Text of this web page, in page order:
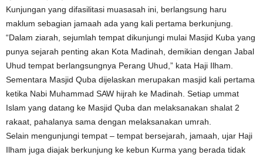
Kunjungan yang difasilitasi muasasah ini, berlangsung haru
maklum sebagian jamaah ada yang kali pertama berkunjung.
“Dalam ziarah, sejumlah tempat dikunjungi mulai Masjid Kuba yang
punya sejarah penting akan Kota Madinah, demikian dengan Jabal
Uhud tempat berlangsungnya Perang Uhud,” kata Haji Ilham.
Sementara Masjid Quba dijelaskan merupakan masjid kali pertama
ketika Nabi Muhammad SAW hijrah ke Madinah. Setiap ummat
Islam yang datang ke Masjid Quba dan melaksanakan shalat 2
rakaat, pahalanya sama dengan melaksanakan umrah.
Selain mengunjungi tempat – tempat bersejarah, jamaah, ujar Haji
Ilham juga diajak berkunjung ke kebun Kurma yang berada tidak